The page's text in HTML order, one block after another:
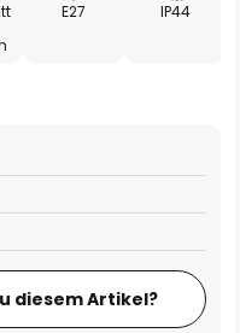
E27 IP44
diesem Artikel?